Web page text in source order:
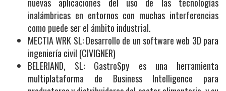
inalámbricas en entornos con muchas interferencias
como puede ser el ámbito industrial.
MECTIA WRK SL: Desarrollo de un software web 3D para
ingeniería civil (CIVIGNER)
BELERIAND, SL: GastroSpy es una herramienta
multiplataforma de Business Intelligence para